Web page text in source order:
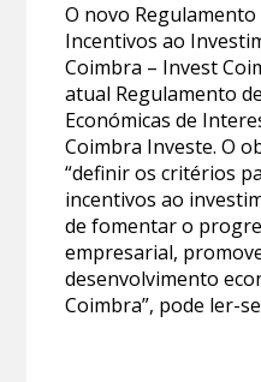
O novo Regulamento
Incentivos ao
Coimbra – Invest
atual Regulamento
Económicas de
Coimbra Investe. O
“definir os critérios
incentivos ao
de fomentar o
empresarial,
desenvolvimento
Coimbra”, pode ler-